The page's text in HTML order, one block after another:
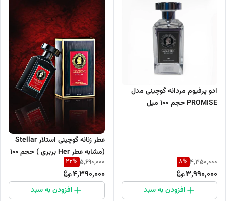
ادو پرفیوم مردانه گوچینی مدل
PROMISE حجم 100 میل
4,350,000
8%
3,990,000
افزودن به سبد
عطر زنانه گوچینی استلار Stellar
(مشابه عطر Her بربری ) حجم 100
میل
5,690,000
22%
4,390,000
افزودن به سبد